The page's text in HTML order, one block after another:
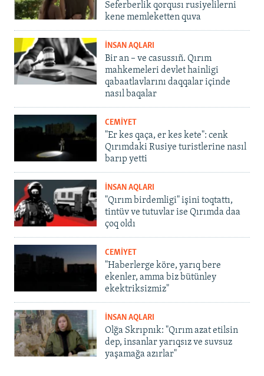
Seferberlik qorqusı rusiyelilerni
kene memleketten quva
İNSAN AQLARI
Bir an – ve casussıñ. Qırım
mahkemeleri devlet hainligi
qabaatlavlarını daqqalar içinde
nasıl baqalar
CEMİYET
"Er kes qaça, er kes kete": cenk
Qırımdaki Rusiye turistlerine nasıl
barıp yetti
İNSAN AQLARI
"Qırım birdemligi" işini toqtattı,
tintüv ve tutuvlar ise Qırımda daa
çoq oldı
CEMİYET
"Haberlerge köre, yarıq bere
ekenler, amma biz bütünley
ekektriksizmiz"
İNSAN AQLARI
Olğa Skrıpnık: "Qırım azat etilsin
dep, insanlar yarıqsız ve suvsuz
yaşamağa azırlar"